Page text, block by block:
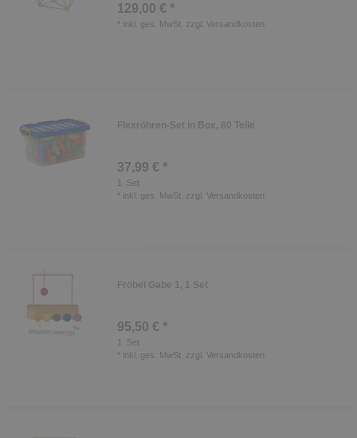
129,00 € *
* inkl. ges. MwSt. zzgl. Versandkosten
Flexröhren-Set in Box, 80 Teile
37,99 € *
Set
* inkl. ges. MwSt. zzgl. Versandkosten
Fröbel Gabe 1, 1 Set
95,50 € *
Set
* inkl. ges. MwSt. zzgl. Versandkosten